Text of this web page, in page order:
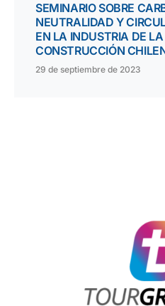
SEMINARIO SOBRE
NEUTRALIDAD Y
EN LA INDUSTRIA DE LA
CONSTRUCCIÓN
29 de septiembre de 2023